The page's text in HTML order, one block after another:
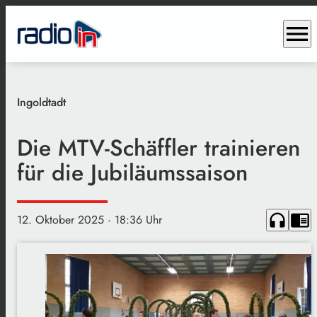
menu
Ingoldtadt
Die MTV-Schäffler trainieren
für die Jubiläumssaison
12. Oktober 2025 · 18:36 Uhr headphones chrome_reader_mode